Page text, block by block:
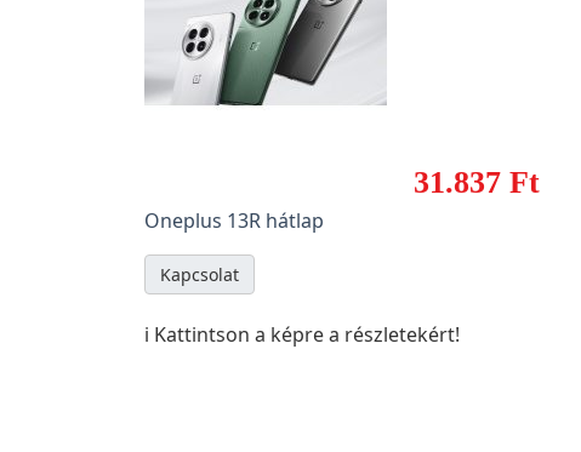
31.837 Ft
Oneplus 13R hátlap
Kapcsolat
ℹ️ Kattintson a képre a részletekért!